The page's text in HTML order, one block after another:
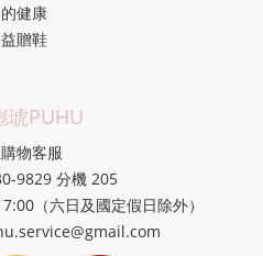
健康
贈鞋
琥PUHU
物客服
9829 分機 205
（六日及國定假日除外）